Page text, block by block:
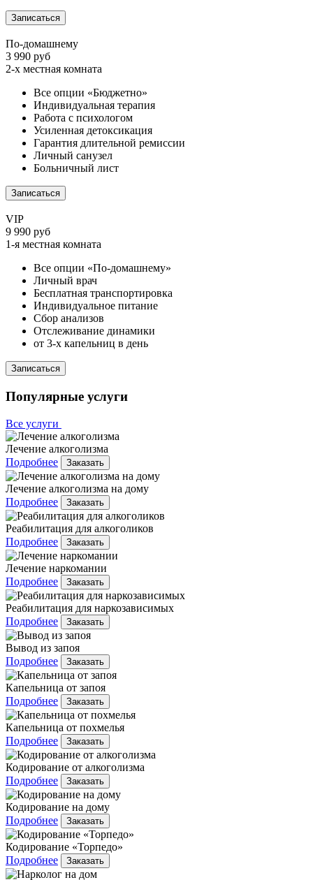
Записаться
По-домашнему
3 990 руб
2-х местная комната
Все опции «Бюджетно»
Индивидуальная терапия
Работа с психологом
Усиленная детоксикация
Гарантия длительной ремиссии
Личный санузел
Больничный лист
Записаться
VIP
9 990 руб
1-я местная комната
Все опции «По-домашнему»
Личный врач
Бесплатная транспортировка
Индивидуальное питание
Сбор анализов
Отслеживание динамики
от 3-х капельниц в день
Записаться
Популярные услуги
Все услуги
Лечение алкоголизма
Подробнее
Заказать
Лечение алкоголизма на дому
Подробнее
Заказать
Реабилитация для алкоголиков
Подробнее
Заказать
Лечение наркомании
Подробнее
Заказать
Реабилитация для наркозависимых
Подробнее
Заказать
Вывод из запоя
Подробнее
Заказать
Капельница от запоя
Подробнее
Заказать
Капельница от похмелья
Подробнее
Заказать
Кодирование от алкоголизма
Подробнее
Заказать
Кодирование на дому
Подробнее
Заказать
Кодирование «Торпедо»
Подробнее
Заказать